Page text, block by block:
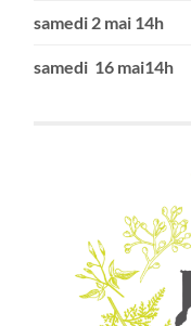
samedi 2 mai 14h
samedi 16 mai14h